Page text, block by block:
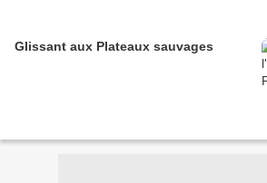
Glissant aux Plateaux sauvages